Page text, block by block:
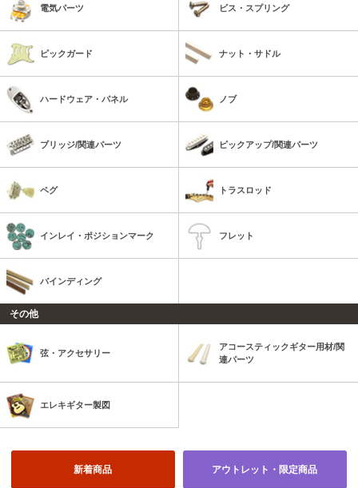
電気パーツ ビス・スプリング
ピックガード ナット・サドル
ハードウェア・パネル ノブ
ブリッジ/関連パーツ ピックアップ/関連パーツ
ペグ トラスロッド
インレイ・ポジションマーク フレット
バインディング
その他
弦・アクセサリー
アコースティックギター用材/関
連パーツ
エレキギター製図
新着商品 アウトレット・限定商品